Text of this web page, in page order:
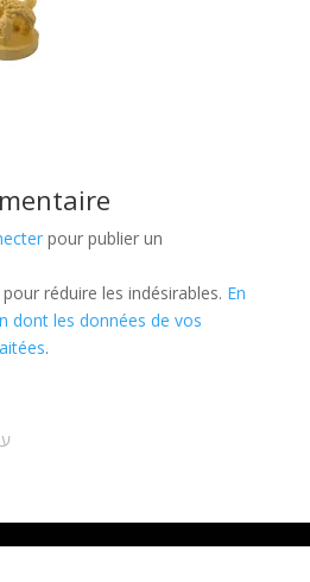
pour publier un
réduire les indésirables. En
dont les données de vos
.